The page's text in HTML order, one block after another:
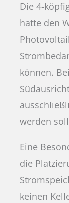
Die 4-
hatte den
können.
werden
Eine
die
keinen